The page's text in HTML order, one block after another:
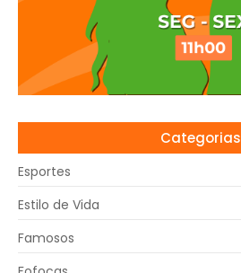
Categorias
Esportes
Estilo de Vida
Famosos